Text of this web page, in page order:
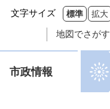
文字サイズ 標準 拡大
地図でさがす
市政情報